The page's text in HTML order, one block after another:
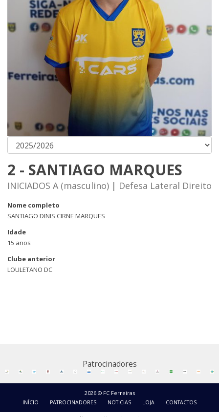
2 - SANTIAGO MARQUES
INICIADOS A (masculino) | Defesa Lateral Direito
Nome completo
SANTIAGO DINIS CIRNE MARQUES
Idade
15 anos
Clube anterior
LOULETANO DC
Patrocinadores
2026 © FC Ferreiras
INÍCIO PATROCINADORES NOTICIAS LOJA CONTACTOS